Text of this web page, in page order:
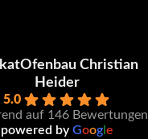
Christian
Heider
5.0
auf 146 Bewertungen
powered byGoog le